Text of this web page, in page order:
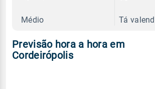
Médio Tá
Previsão hora a hora em
Cordeirópolis